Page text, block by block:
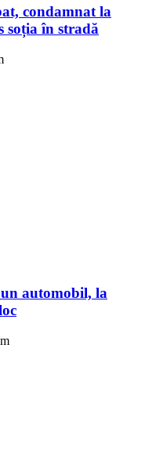
condamnat la
soția în stradă
automobil, la